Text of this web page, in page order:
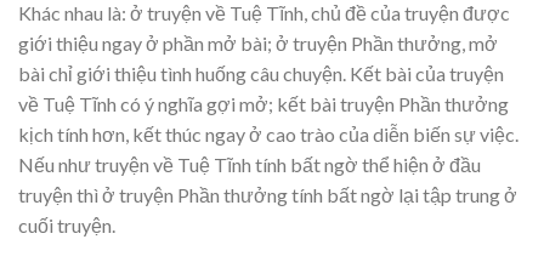
Khác nhau là: ở truyện về Tuệ Tĩnh, chủ đề của truyện được
giới thiệu ngay ở phần mở bài; ở truyện Phần thưởng, mở
bài chỉ giới thiệu tình huống câu chuyện. Kết bài của truyện
về Tuệ Tĩnh có ý nghĩa gợi mở; kết bài truyện Phần thưởng
kịch tính hơn, kết thúc ngay ở cao trào của diễn biến sự việc.
Nếu như truyện về Tuệ Tĩnh tính bất ngờ thể hiện ở đầu
truyện thì ở truyện Phần thưởng tính bất ngờ lại tập trung ở
cuối truyện.